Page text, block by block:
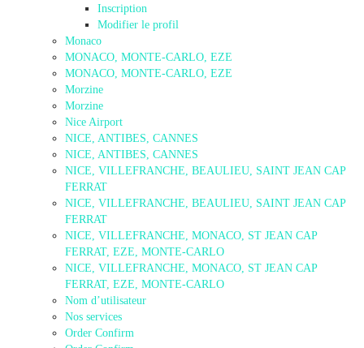
Inscription
Modifier le profil
Monaco
MONACO, MONTE-CARLO, EZE
MONACO, MONTE-CARLO, EZE
Morzine
Morzine
Nice Airport
NICE, ANTIBES, CANNES
NICE, ANTIBES, CANNES
NICE, VILLEFRANCHE, BEAULIEU, SAINT JEAN CAP
FERRAT
NICE, VILLEFRANCHE, BEAULIEU, SAINT JEAN CAP
FERRAT
NICE, VILLEFRANCHE, MONACO, ST JEAN CAP
FERRAT, EZE, MONTE-CARLO
NICE, VILLEFRANCHE, MONACO, ST JEAN CAP
FERRAT, EZE, MONTE-CARLO
Nom d’utilisateur
Nos services
Order Confirm